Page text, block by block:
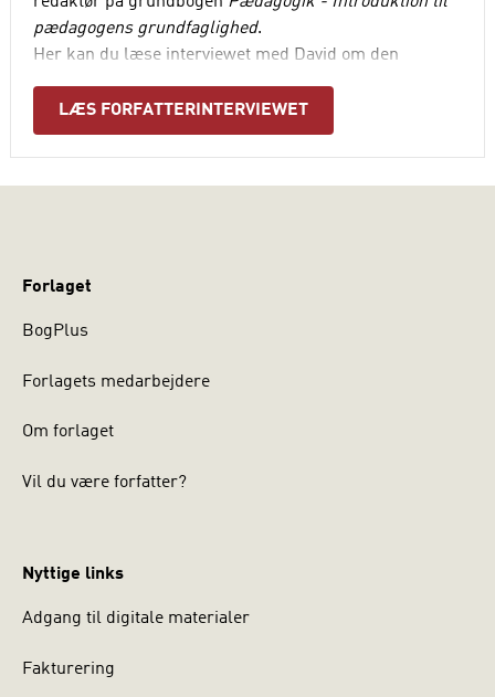
pædagogens grundfaglighed.
Her kan du læse interviewet med David om den
6 nye kapitler.
LÆS FORFATTERINTERVIEWET
Forlaget
BogPlus
Forlagets medarbejdere
Om forlaget
Vil du være forfatter?
Nyttige links
Adgang til digitale materialer
Fakturering